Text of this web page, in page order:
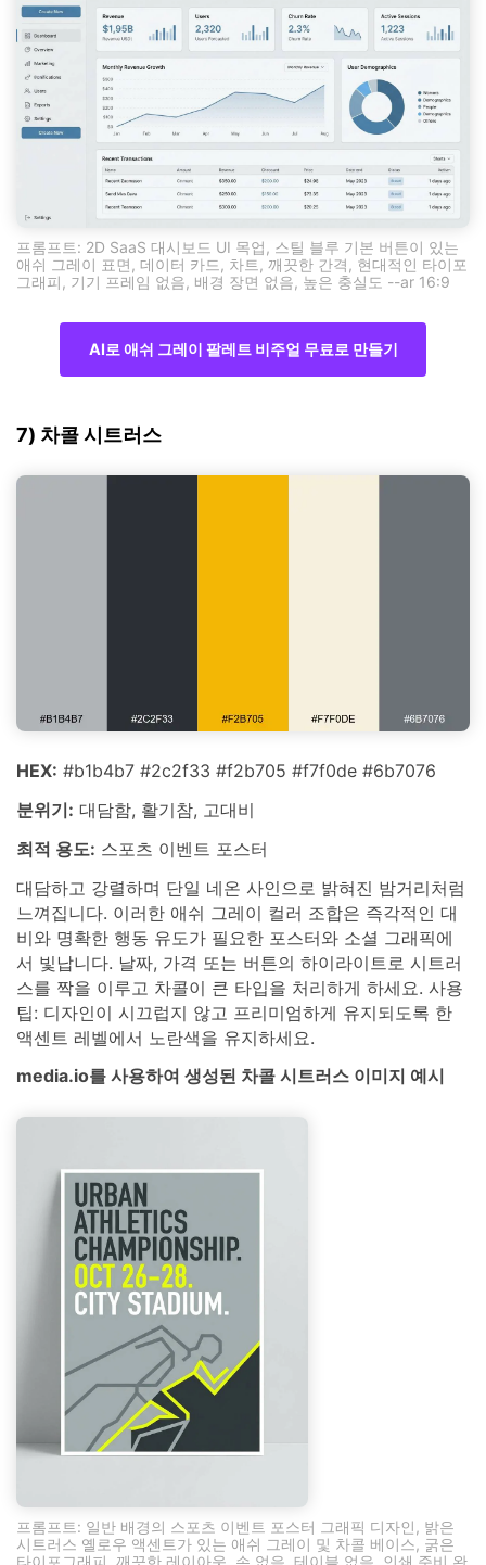
프롬프트: 2D SaaS 대시보드 UI 목업, 스틸 블루 기본 버튼이 있는
애쉬 그레이 표면, 데이터 카드, 차트, 깨끗한 간격, 현대적인 타이포
그래피, 기기 프레임 없음, 배경 장면 없음, 높은 충실도 --ar 16:9
AI로 애쉬 그레이 팔레트 비주얼 무료로 만들기
7) 차콜 시트러스
HEX: #b1b4b7 #2c2f33 #f2b705 #f7f0de #6b7076
분위기: 대담함, 활기참, 고대비
최적 용도: 스포츠 이벤트 포스터
대담하고 강렬하며 단일 네온 사인으로 밝혀진 밤거리처럼
느껴집니다. 이러한 애쉬 그레이 컬러 조합은 즉각적인 대
비와 명확한 행동 유도가 필요한 포스터와 소셜 그래픽에
서 빛납니다. 날짜, 가격 또는 버튼의 하이라이트로 시트러
스를 짝을 이루고 차콜이 큰 타입을 처리하게 하세요. 사용
팁: 디자인이 시끄럽지 않고 프리미엄하게 유지되도록 한
액센트 레벨에서 노란색을 유지하세요.
media.io를 사용하여 생성된 차콜 시트러스 이미지 예시
프롬프트: 일반 배경의 스포츠 이벤트 포스터 그래픽 디자인, 밝은
시트러스 옐로우 액센트가 있는 애쉬 그레이 및 차콜 베이스, 굵은
타이포그래피, 깨끗한 레이아웃, 손 없음, 테이블 없음, 인쇄 준비 완